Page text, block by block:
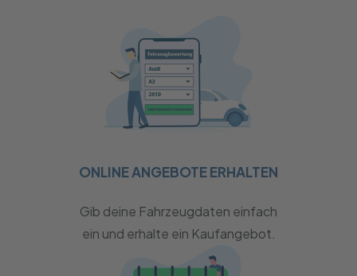
ONLINE ANGEBOTE ERHALTEN
Gib deine Fahrzeugdaten einfach
ein und erhalte ein Kaufangebot.